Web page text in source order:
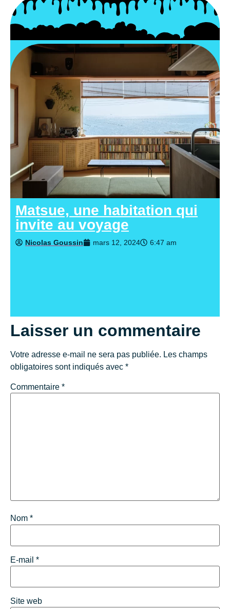
Matsue, une habitation qui
invite au voyage
Nicolas Goussin mars 12, 2024 6:47 am
Laisser un commentaire
Votre adresse e-mail ne sera pas publiée. Les champs
obligatoires sont indiqués avec *
Commentaire *
Nom *
E-mail *
Site web